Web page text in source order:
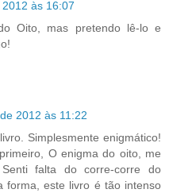
às 16:07
Oito, mas pretendo lê-lo e
2012 às 11:22
Simplesmente enigmático!
O enigma do oito, me
falta do corre-corre do
forma, este livro é tão intenso